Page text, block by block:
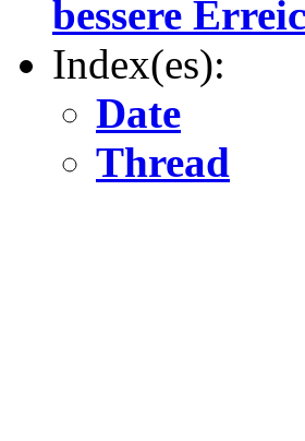
bessere
Index(es):
Date
Thread